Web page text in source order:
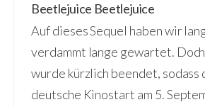
Beetlejuice Beetlejuice
Auf dieses Sequel haben wir
verdammt lange gewartet.
wurde kürzlich beendet, sodass
deutsche Kinostart am 5.